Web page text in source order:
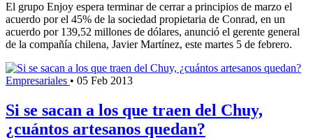
El grupo Enjoy espera terminar de cerrar a principios de marzo el
acuerdo por el 45% de la sociedad propietaria de Conrad, en un
acuerdo por 139,52 millones de dólares, anunció el gerente general
de la compañía chilena, Javier Martínez, este martes 5 de febrero.
Empresariales • 05 Feb 2013
Si se sacan a los que traen del Chuy,
¿cuántos artesanos quedan?